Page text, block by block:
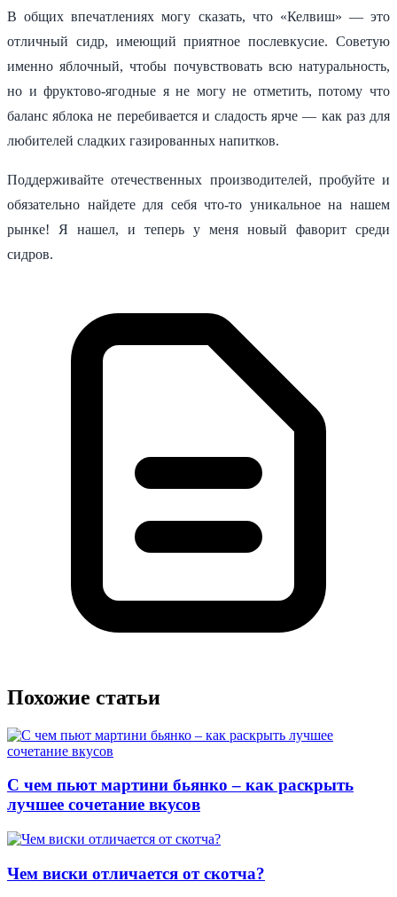
В общих впечатлениях могу сказать, что «Келвиш» — это
отличный сидр, имеющий приятное послевкусие. Советую
именно яблочный, чтобы почувствовать всю натуральность,
но и фруктово-ягодные я не могу не отметить, потому что
баланс яблока не перебивается и сладость ярче — как раз для
любителей сладких газированных напитков.
Поддерживайте отечественных производителей, пробуйте и
обязательно найдете для себя что-то уникальное на нашем
рынке! Я нашел, и теперь у меня новый фаворит среди
сидров.
Похожие статьи
С чем пьют мартини бьянко – как раскрыть
лучшее сочетание вкусов
Чем виски отличается от скотча?